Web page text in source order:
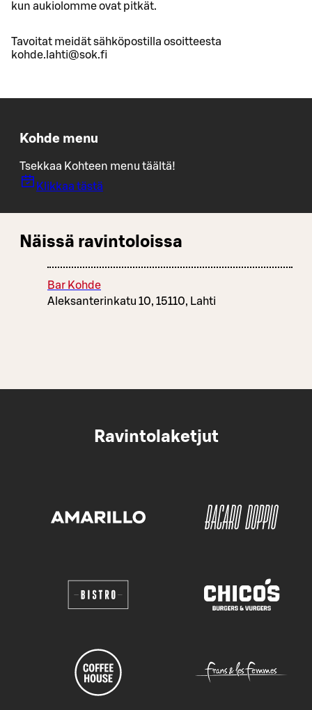
kun aukiolomme ovat pitkät.
Tavoitat meidät sähköpostilla osoitteesta
kohde.lahti@sok.fi
Kohde menu
Tsekkaa Kohteen menu täältä!
Klikkaa tästä
Näissä ravintoloissa
Bar Kohde
Aleksanterinkatu 10, 15110, Lahti
Ravintolaketjut